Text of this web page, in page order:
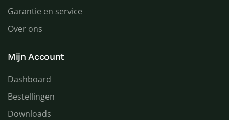
Garantie en service
Over ons
Mijn Account
Dashboard
Bestellingen
Downloads